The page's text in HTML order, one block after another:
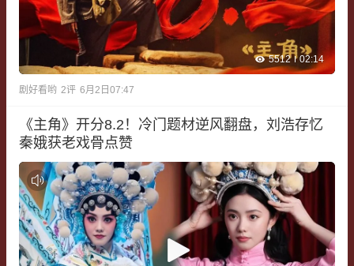
5512 02:14
剧好看哟 2评 6月2日07:47
《主角》开分8.2！冷门题材逆风翻盘，刘浩存忆
秦娥获老戏骨点赞